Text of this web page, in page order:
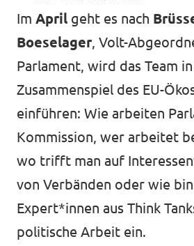
Im April geht es nach
Boeselager, Volt-
Parlament, wird das Team
Zusammenspiel des EU-
einführen: Wie arbeiten
Kommission, wer arbeitet
wo trifft man auf
von Verbänden oder wie
Expert*innen aus Think
politische Arbeit ein.